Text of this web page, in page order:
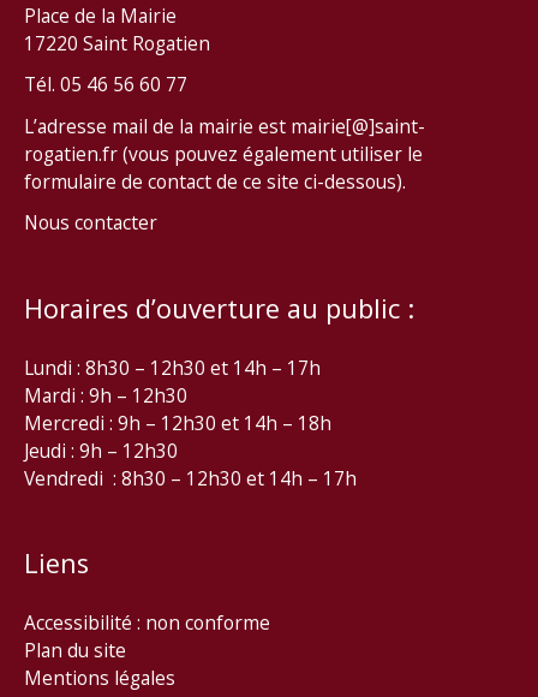
Place de la Mairie
17220 Saint Rogatien
Tél. 05 46 56 60 77
L’adresse mail de la mairie est mairie[@]saint-
rogatien.fr (vous pouvez également utiliser le
formulaire de contact de ce site ci-dessous).
Nous contacter
Horaires d’ouverture au public :
Lundi : 8h30 – 12h30 et 14h – 17h
Mardi : 9h – 12h30
Mercredi : 9h – 12h30 et 14h – 18h
Jeudi : 9h – 12h30
Vendredi : 8h30 – 12h30 et 14h – 17h
Liens
Accessibilité : non conforme
Plan du site
Mentions légales